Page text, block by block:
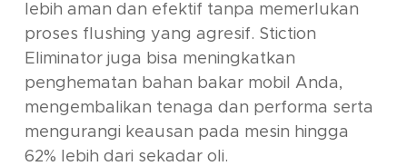
lebih aman dan efektif tanpa memerlukan
proses flushing yang agresif. Stiction
Eliminator juga bisa meningkatkan
penghematan bahan bakar mobil Anda,
mengembalikan tenaga dan performa serta
mengurangi keausan pada mesin hingga
62% lebih dari sekadar oli.